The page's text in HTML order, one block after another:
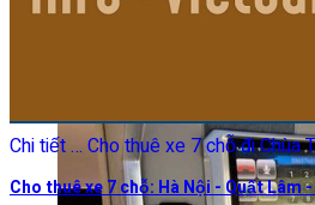
Chi tiết … Cho thuê xe 7 chỗ đi Chùa
Cho thuê xe 7 chỗ: Hà Nội - Quất Lâm